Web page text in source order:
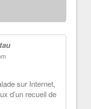
sur Internet,
d’un recueil de